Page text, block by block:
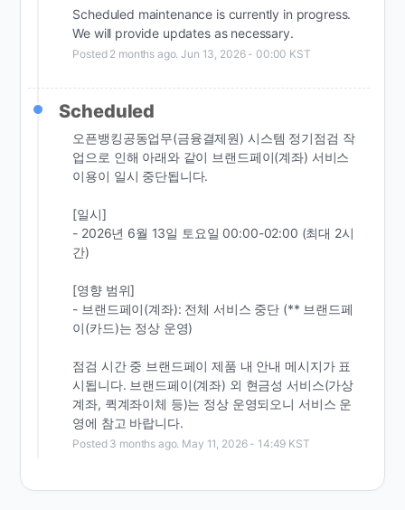
Scheduled maintenance is currently in progress.
We will provide updates as necessary.
Posted 2 months ago.Jun 13 2026- 00:00 KST
Scheduled
오픈뱅킹공동업무(금융결제원) 시스템 정기점검 작
업으로 인해 아래와 같이 브랜드페이(계좌) 서비스
이용이 일시 중단됩니다.
[일시]
- 2026년 6월 13일 토요일 00:00-02:00 (최대 2시
간)
[영향 범위]
- 브랜드페이(계좌): 전체 서비스 중단 (** 브랜드페
이(카드)는 정상 운영)
점검 시간 중 브랜드페이 제품 내 안내 메시지가 표
시됩니다. 브랜드페이(계좌) 외 현금성 서비스(가상
계좌, 퀵계좌이체 등)는 정상 운영되오니 서비스 운
영에 참고 바랍니다.
Posted 3 months ago. May 11 2026- 14:49 KST